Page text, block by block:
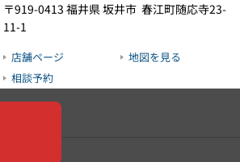
919-0413 福井県坂井市 春江町随応寺23-
11-1
店舗ページ
相談予約
地図を見る